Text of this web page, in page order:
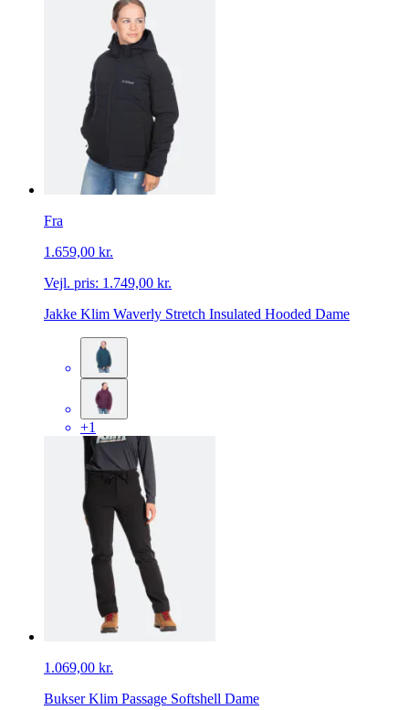
Fra
1.659,00 kr.
Vejl. pris: 1.749,00 kr.
Jakke Klim Waverly Stretch Insulated Hooded Dame
+1
1.069,00 kr.
Bukser Klim Passage Softshell Dame